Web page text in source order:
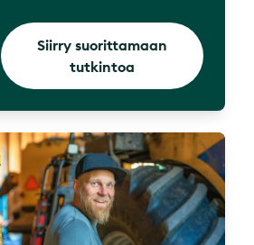
Siirry suorittamaan
tutkintoa